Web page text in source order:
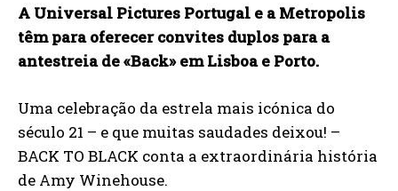
A Universal Pictures Portugal e a Metropolis
têm para oferecer convites duplos para a
antestreia de «Back» em Lisboa e Porto.
Uma celebração da estrela mais icónica do
século 21 – e que muitas saudades deixou! –
BACK TO BLACK conta a extraordinária história
de Amy Winehouse.